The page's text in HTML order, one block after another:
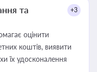
та
+3
оцінити
коштів, виявити
їх удосконалення